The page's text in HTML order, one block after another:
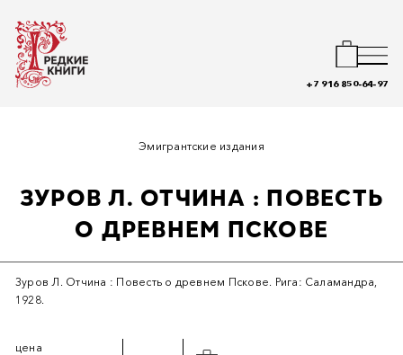
+7 916 850-64-97
Эмигрантские издания
ЗУРОВ Л. ОТЧИНА : ПОВЕСТЬ
О ДРЕВНЕМ ПСКОВЕ
Зуров Л. Отчина : Повесть о древнем Пскове. Рига: Саламандра,
1928.
цена